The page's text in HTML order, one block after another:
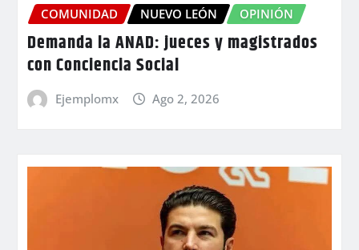
COMUNIDAD NUEVO LEÓN OPINIÓN
Demanda la ANAD: jueces y magistrados
con Conciencia Social
Ejemplomx Ago 2, 2026